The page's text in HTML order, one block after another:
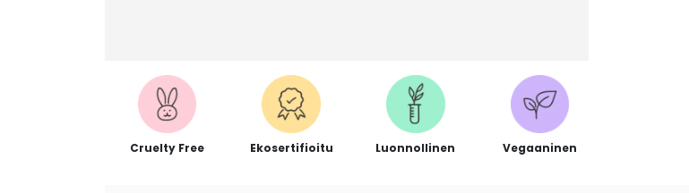
Cruelty Free Ekosertifioitu Luonnollinen Vegaaninen